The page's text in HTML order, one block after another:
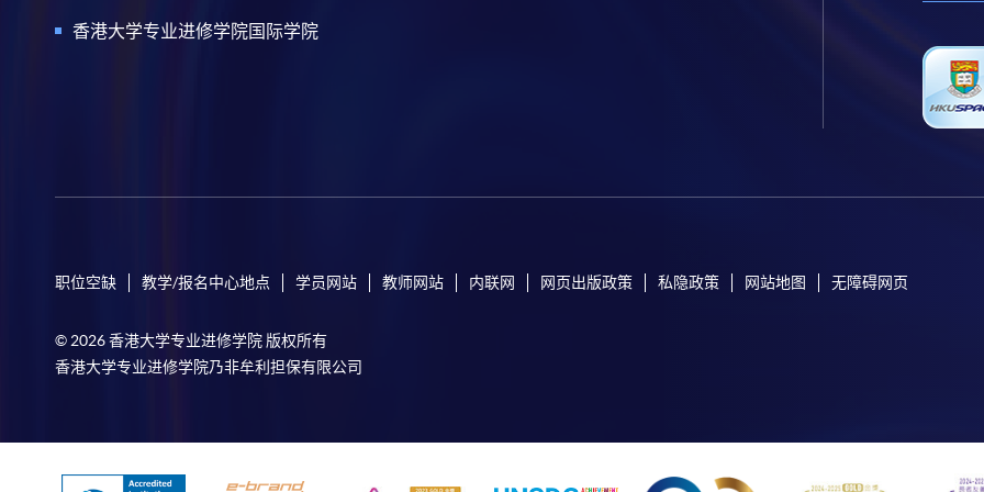
香港大学专业进修学院国际学院
职位空缺 教学/报名中心地点 学员网站 教师网站 内联网 网页出版政策 私隐政策 网站地图 无障碍网页
© 2026 香港大学专业进修学院 版权所有
香港大学专业进修学院乃非牟利担保有限公司